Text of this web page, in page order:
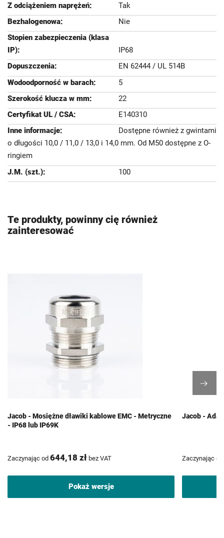
Tak
Nie
IP68
EN 62444 / UL 514B
5
22
E140310
Dostępne również z gwintami
o długości 10,0 / 11,0 / 13,0 i 14,0 mm. Od M50 dostępne z O-
ringiem
100
Te produkty, powinny cię również
zainteresować
Jacob - Mosiężne dławiki kablowe EMC - Metryczne
- IP68 lub IP69K
Zaczynając od 644,18 zł bez VAT
Pokaż wersje
Jacob -
Zaczynając od